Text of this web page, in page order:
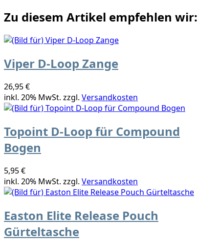
Zu diesem Artikel empfehlen wir:
Viper D-Loop Zange
26,95 €
inkl. 20% MwSt. zzgl. Versandkosten
Topoint D-Loop für Compound
Bogen
5,95 €
inkl. 20% MwSt. zzgl. Versandkosten
Easton Elite Release Pouch
Gürteltasche